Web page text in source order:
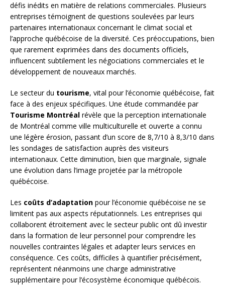
défis inédits en matière de relations commerciales. Plusieurs
entreprises témoignent de questions soulevées par leurs
partenaires internationaux concernant le climat social et
l’approche québécoise de la diversité. Ces préoccupations, bien
que rarement exprimées dans des documents officiels,
influencent subtilement les négociations commerciales et le
développement de nouveaux marchés.
Le secteur du tourisme, vital pour l’économie québécoise, fait
face à des enjeux spécifiques. Une étude commandée par
Tourisme Montréal révèle que la perception internationale
de Montréal comme ville multiculturelle et ouverte a connu
une légère érosion, passant d’un score de 8,7/10 à 8,3/10 dans
les sondages de satisfaction auprès des visiteurs
internationaux. Cette diminution, bien que marginale, signale
une évolution dans l’image projetée par la métropole
québécoise.
Les coûts d’adaptation pour l’économie québécoise ne se
limitent pas aux aspects réputationnels. Les entreprises qui
collaborent étroitement avec le secteur public ont dû investir
dans la formation de leur personnel pour comprendre les
nouvelles contraintes légales et adapter leurs services en
conséquence. Ces coûts, difficiles à quantifier précisément,
représentent néanmoins une charge administrative
supplémentaire pour l’écosystème économique québécois.